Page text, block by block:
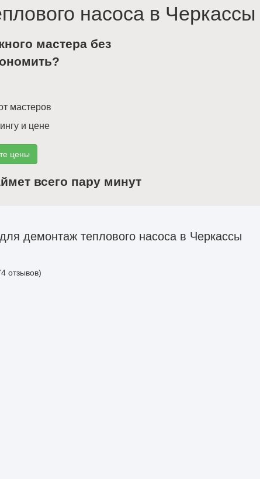
насоса в Черкассы
мастера без
мастеров
и цене
цены
всего пару минут
демонтаж теплового насоса в Черкассы
отзывов)